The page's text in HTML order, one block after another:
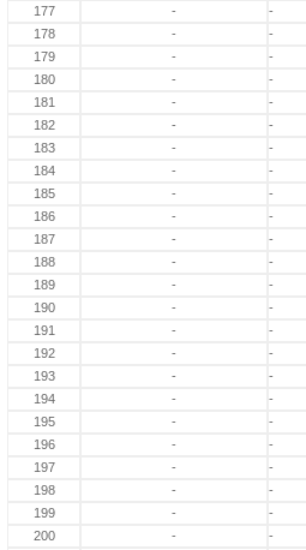
177
-
-
178
-
-
179
-
-
180
-
-
181
-
-
182
-
-
183
-
-
184
-
-
185
-
-
186
-
-
187
-
-
188
-
-
189
-
-
190
-
-
191
-
-
192
-
-
193
-
-
194
-
-
195
-
-
196
-
-
197
-
-
198
-
-
199
-
-
200
-
-